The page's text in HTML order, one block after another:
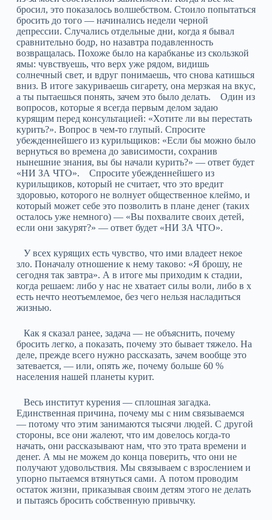
бросил, это показалось волшебством. Стоило попытаться
бросить до того — начинались недели черной
депрессии. Случались отдельные дни, когда я бывал
сравнительно бодр, но назавтра подавленность
возвращалась. Похоже было на карабканье из скользкой
ямы: чувствуешь, что верх уже рядом, видишь
солнечный свет, и вдруг понимаешь, что снова катишься
вниз. В итоге закуриваешь сигарету, она мерзкая на вкус,
а ты пытаешься понять, зачем это было делать. Один из
вопросов, которые я всегда первым делом задаю
курящим перед консультацией: «Хотите ли вы перестать
курить?». Вопрос в чем-то глупый. Спросите
убежденнейшего из курильщиков: «Если бы можно было
вернуться во времена до зависимости, сохранив
нынешние знания, вы бы начали курить?» — ответ будет
«НИ ЗА ЧТО». Спросите убежденнейшего из
курильщиков, который не считает, что это вредит
здоровью, которого не волнует общественное клеймо, и
который может себе это позволить в плане денег (таких
осталось уже немного) — «Вы похвалите своих детей,
если они закурят?» — ответ будет «НИ ЗА ЧТО».
У всех курящих есть чувство, что ими владеет некое
зло. Поначалу отношение к нему таково: «Я брошу, не
сегодня так завтра». А в итоге мы приходим к стадии,
когда решаем: либо у нас не хватает силы воли, либо в х
есть нечто неотъемлемое, без чего нельзя насладиться
жизнью.
Как я сказал ранее, задача — не объяснить, почему
бросить легко, а показать, почему это бывает тяжело. На
деле, прежде всего нужно рассказать, зачем вообще это
затевается, — или, опять же, почему больше 60 %
населения нашей планеты курит.
Весь институт курения — сплошная загадка.
Единственная причина, почему мы с ним связываемся
— потому что этим занимаются тысячи людей. С другой
стороны, все они жалеют, что им довелось когда-то
начать, они рассказывают нам, что это трата времени и
денег. А мы не можем до конца поверить, что они не
получают удовольствия. Мы связываем с взрослением и
упорно пытаемся втянуться сами. А потом проводим
остаток жизни, приказывая своим детям этого не делать
и пытаясь бросить собственную привычку.